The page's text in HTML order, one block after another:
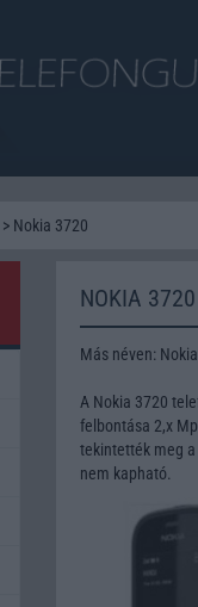
> Nokia 3720
NOKIA
Más néven:
A Nokia 3720
felbontása 2,x
tekintették meg
nem kapható.